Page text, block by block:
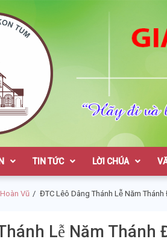
Kon
TIN TỨC LỜI CHÚA
Vũ ĐTC Lêô Dâng Thánh Lễ Năm
Lễ Năm Thánh